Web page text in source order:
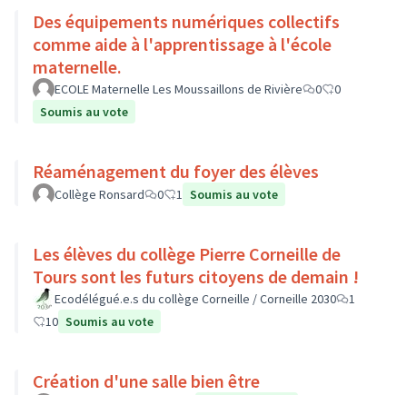
Des équipements numériques collectifs
comme aide à l'apprentissage à l'école
maternelle.
ECOLE Maternelle Les Moussaillons de Rivière 0
0
Soumis au vote
Réaménagement du foyer des élèves
Collège Ronsard 0 1 Soumis au vote
Les élèves du collège Pierre Corneille de
Tours sont les futurs citoyens de demain !
Ecodélégué.e.s du collège Corneille / Corneille 2030
1
10 Soumis au vote
Création d'une salle bien être